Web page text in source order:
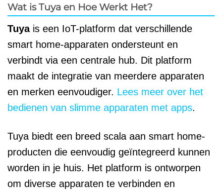
Wat is Tuya en Hoe Werkt Het?
Tuyais een IoT-platform dat verschillende
smart home-apparaten ondersteunt en
verbindt via een centrale hub. Dit platform
maakt de integratie van meerdere apparaten
en merken eenvoudiger. Lees meer over het
bedienen van slimme apparaten met apps.
Tuya biedt een breed scala aan smart home-
producten die eenvoudig geïntegreerd kunnen
worden in je huis. Het platform is ontworpen
om diverse apparaten te verbinden en